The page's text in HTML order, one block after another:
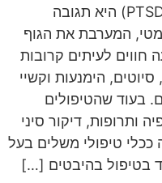
הפרעת דחק פוסט-טראומטית (PTSD) היא תגובה
המערבת את הגוף
לעיתים קרובות
הימנעות וקשיי
בעוד שהטיפולים
ותרופות, דיקור סיני
ככלי טיפולי משלים בעל
בטיפול בהיבטים […]